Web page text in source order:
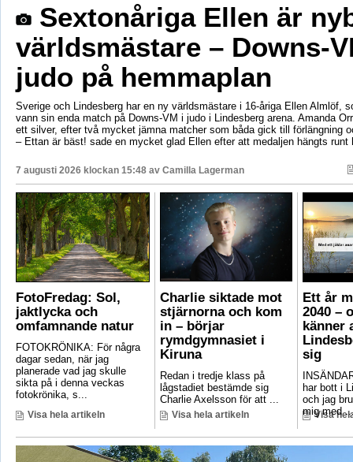
Sextonåriga Ellen är
världsmästare – Downs-
judo på hemmaplan
Sverige och Lindesberg har en ny världsmästare i 16-åriga Ellen Almlöf,
vann sin enda match på Downs-VM i judo i Lindesberg arena. Amanda
ett silver, efter två mycket jämna matcher som båda gick till förlängning
– Ettan är bäst! sade en mycket glad Ellen efter att medaljen hängts runt
7 augusti 2026 klockan 15:48 av Camilla Lagerman
FotoFredag: Sol,
jaktlycka och
omfamnande natur
FOTOKRÖNIKA: För några
dagar sedan, när jag
planerade vad jag skulle
sikta på i denna veckas
fotokrönika, s...
Visa hela artikeln
Charlie siktade mot
stjärnorna och kom
in – börjar
rymdgymnasiet i
Kiruna
Redan i tredje klass på
lågstadiet bestämde sig
Charlie Axelsson för att ...
Visa hela artikeln
Ett år
2040 –
känner
sig
har bott i
och jag
mig med
Visa